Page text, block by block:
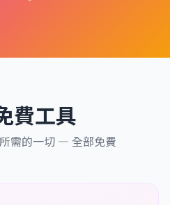
費工具
需的一切 — 全部免費